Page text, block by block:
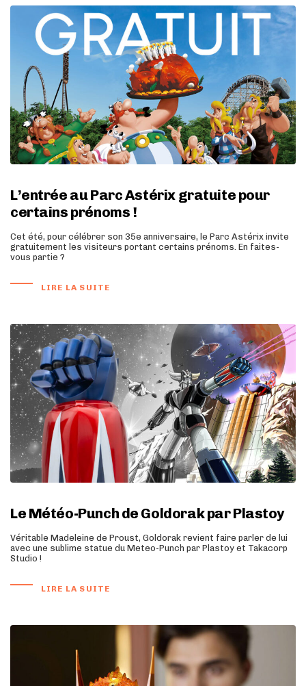
L’entrée au Parc Astérix gratuite pour
certains prénoms !
Cet été, pour célébrer son 35e anniversaire, le Parc Astérix invite
gratuitement les visiteurs portant certains prénoms. En faites-
vous partie ?
LIRE LA SUITE
Le Météo-Punch de Goldorak par Plastoy
Véritable Madeleine de Proust, Goldorak revient faire parler de lui
avec une sublime statue du Meteo-Punch par Plastoy et Takacorp
Studio !
LIRE LA SUITE